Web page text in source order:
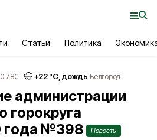
Статьи Политика
€ +22°С, дождь Белгород
администрации
горокруга
года №398
Новость